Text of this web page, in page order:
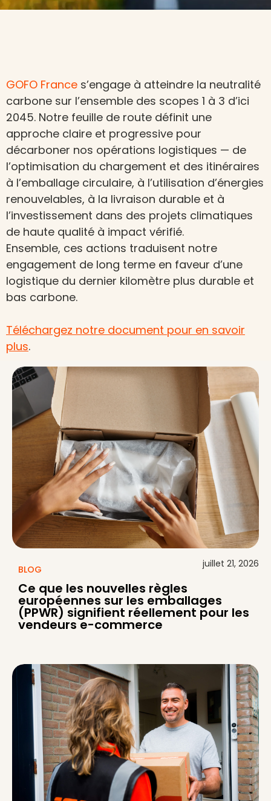
GOFO France s’engage à atteindre la neutralité
carbone sur l’ensemble des scopes 1 à 3 d’ici
2045. Notre feuille de route définit une
approche claire et progressive pour
décarboner nos opérations logistiques — de
l’optimisation du chargement et des itinéraires
à l’emballage circulaire, à l’utilisation d’énergies
renouvelables, à la livraison durable et à
l’investissement dans des projets climatiques
de haute qualité à impact vérifié.
Ensemble, ces actions traduisent notre
engagement de long terme en faveur d’une
logistique du dernier kilomètre plus durable et
bas carbone.
Téléchargez notre document pour en savoir
plus.
BLOG juillet 21, 2026
Ce que les nouvelles règles
européennes sur les emballages
(PPWR) signifient réellement pour les
vendeurs e-commerce